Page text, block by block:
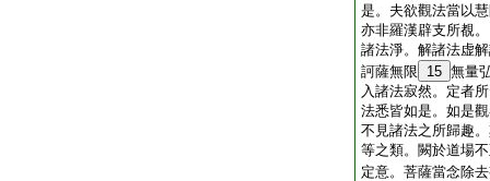
是。夫欲觀法當以
亦非羅漢辟支所覩
諸法淨。解諸法虚
訶薩無限
15 無量
入諸法寂然。定者
法悉皆如是。如是
不見諸法之所歸趣
等之類。闕於道場
定意。菩薩當念除